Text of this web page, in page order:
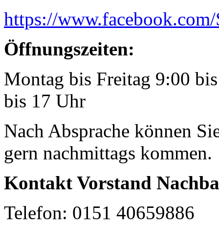
https://
Öffnungszeiten:
Montag bis Freitag 9:00
bis 17 Uhr
Nach Absprache können
gern nachmittags kommen.
Kontakt Vorstand
Telefon: 0151 40659886